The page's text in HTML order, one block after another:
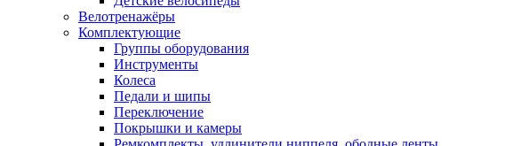
Велотренажёры
Комплектующие
Группы оборудования
Инструменты
Колеса
Педали и шипы
Переключение
Покрышки и камеры